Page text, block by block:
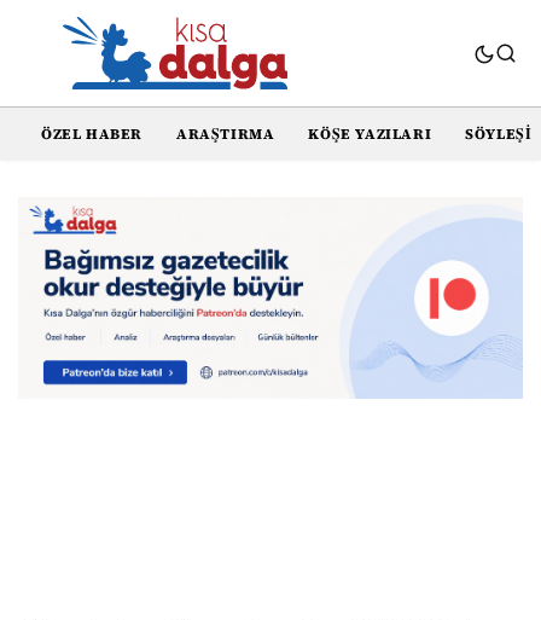
ÖZEL HABER ARAŞTIRMA KÖŞE YAZILARI SÖYLEŞI